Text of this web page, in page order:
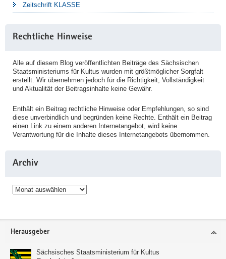
Zeitschrift KLASSE
Rechtliche Hinweise
Alle auf diesem Blog veröffentlichten Beiträge des Sächsischen
Staatsministeriums für Kultus wurden mit größtmöglicher Sorgfalt
erstellt. Wir übernehmen jedoch für die Richtigkeit, Vollständigkeit
und Aktualität der Beitragsinhalte keine Gewähr.
Enthält ein Beitrag rechtliche Hinweise oder Empfehlungen, so sind
diese unverbindlich und begründen keine Rechte. Enthält ein Beitrag
einen Link zu einem anderen Internetangebot, wird keine
Verantwortung für die Inhalte dieses Internetangebots übernommen.
Archiv
Archiv
Service
Herausgeber
Sächsisches Staatsministerium für Kultus